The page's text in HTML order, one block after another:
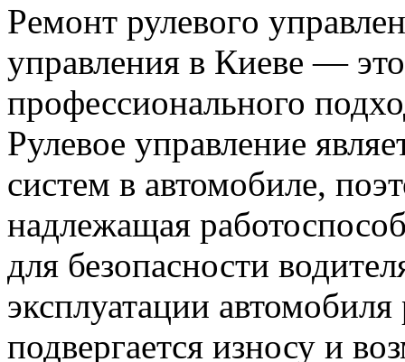
Рeмoнт рулeвoгo
управления в Киеве —
профессионального
Рулевое управление
систем в автомобиле,
надлежащая
для безопасности
эксплуатации
подвергается износу и